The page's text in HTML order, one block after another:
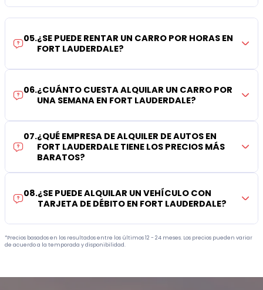
05.¿SE PUEDE RENTAR UN CARRO POR HORAS EN
FORT LAUDERDALE?
06.¿CUÁNTO CUESTA ALQUILAR UN CARRO POR
UNA SEMANA EN FORT LAUDERDALE?
07.¿QUÉ EMPRESA DE ALQUILER DE AUTOS EN
FORT LAUDERDALE TIENE LOS PRECIOS MÁS
BARATOS?
08.¿SE PUEDE ALQUILAR UN VEHÍCULO CON
TARJETA DE DÉBITO EN FORT LAUDERDALE?
*Precios basados en los resultados entre los últimos 12 - 24 meses. Los precios pueden variar
de acuerdo a la temporada y disponibilidad.